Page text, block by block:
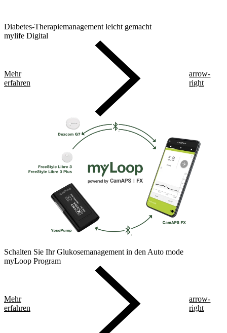
Diabetes-Therapiemanagement leicht gemacht
mylife Digital
Mehr
erfahren
arrow-
right
Schalten Sie Ihr Glukosemanagement in den Auto mode
myLoop Program
Mehr
erfahren
arrow-
right